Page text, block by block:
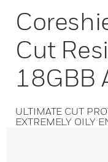
Cut
18GBB
ULTIMATE CUT
EXTREMELY OILY